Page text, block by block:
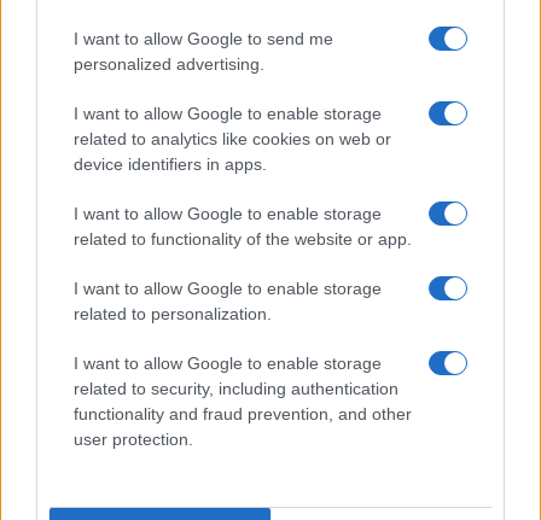
I want to allow Google to send me
personalized advertising.
I want to allow Google to enable storage
related to analytics like cookies on web or
device identifiers in apps.
I want to allow Google to enable storage
related to functionality of the website or app.
I want to allow Google to enable storage
related to personalization.
I want to allow Google to enable storage
related to security, including authentication
functionality and fraud prevention, and other
user protection.
Chiara Ferragni senza trucco: riflessioni su autenticità
e benessere